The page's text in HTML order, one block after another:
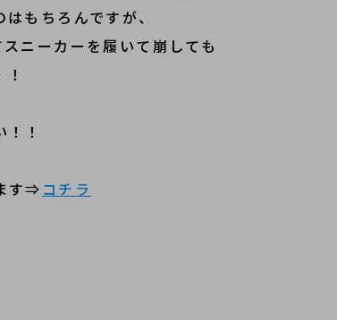
もちろんですが、
ニーカーを履いて崩しても
！
す⇒ コチラ